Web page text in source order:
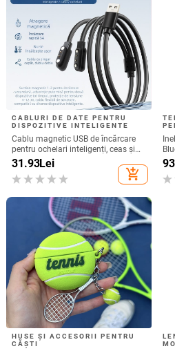
CABLURI DE DATE PENTRU
DISPOZITIVE INTELIGENTE
Cablu magnetic USB de încărcare
pentru ochelari inteligenți, ceas și
brățară – unu la doi, compatibil cu
4.0-12.3, brand Rising Sun
31.93Lei
add_shopping_cart
HUSE ȘI ACCESORII PENTRU
CĂȘTI